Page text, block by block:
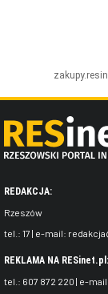
REDAKCJA:
Rzeszów
tel.: 17 | e-mail:
REKLAMA NA RESinet.pl:
tel.: 607 872 220 | e-